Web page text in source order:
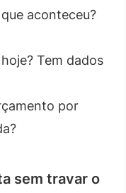
aconteceu?
Tem dados
por
sem travar o